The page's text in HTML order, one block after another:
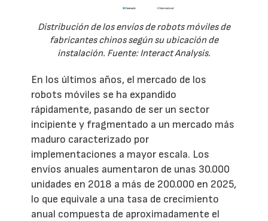
Distribución de los envíos de robots móviles de
fabricantes chinos según su ubicación de
instalación. Fuente: Interact Analysis.
En los últimos años, el mercado de los
robots móviles se ha expandido
rápidamente, pasando de ser un sector
incipiente y fragmentado a un mercado más
maduro caracterizado por
implementaciones a mayor escala. Los
envíos anuales aumentaron de unas 30.000
unidades en 2018 a más de 200.000 en 2025,
lo que equivale a una tasa de crecimiento
anual compuesta de aproximadamente el